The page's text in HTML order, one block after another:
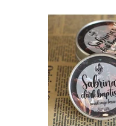
Rudé lesní plody s
Dostupnost:
1934